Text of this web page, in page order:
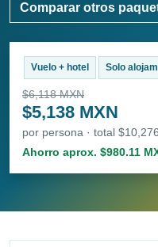
Comparar otros
Vuelo + hotel Solo
$6,118 MXN
$5,138 MXN
por persona · total
Ahorro aprox. $980.11